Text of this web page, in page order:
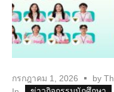
กรกฎาคม 1, 2026 by